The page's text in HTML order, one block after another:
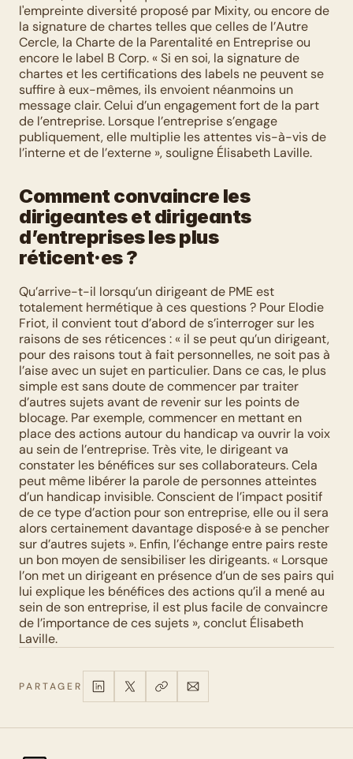
l'empreinte diversité proposé par Mixity, ou encore de
la signature de chartes telles que celles de l’Autre
Cercle, la Charte de la Parentalité en Entreprise ou
encore le label B Corp. « Si en soi, la signature de
chartes et les certifications des labels ne peuvent se
suffire à eux-mêmes, ils envoient néanmoins un
message clair. Celui d’un engagement fort de la part
de l’entreprise. Lorsque l’entreprise s’engage
publiquement, elle multiplie les attentes vis-à-vis de
l’interne et de l’externe », souligne Élisabeth Laville.
Comment convaincre les
dirigeantes et dirigeants
d’entreprises les plus
réticent·es ?
Qu’arrive-t-il lorsqu’un dirigeant de PME est
totalement hermétique à ces questions ? Pour Elodie
Friot, il convient tout d’abord de s’interroger sur les
raisons de ses réticences : « il se peut qu’un dirigeant,
pour des raisons tout à fait personnelles, ne soit pas à
l’aise avec un sujet en particulier. Dans ce cas, le plus
simple est sans doute de commencer par traiter
d’autres sujets avant de revenir sur les points de
blocage. Par exemple, commencer en mettant en
place des actions autour du handicap va ouvrir la voix
au sein de l’entreprise. Très vite, le dirigeant va
constater les bénéfices sur ses collaborateurs. Cela
peut même libérer la parole de personnes atteintes
d’un handicap invisible. Conscient de l’impact positif
de ce type d’action pour son entreprise, elle ou il sera
alors certainement davantage disposé·e à se pencher
sur d’autres sujets ». Enfin, l’échange entre pairs reste
un bon moyen de sensibiliser les dirigeants. « Lorsque
l’on met un dirigeant en présence d’un de ses pairs qui
lui explique les bénéfices des actions qu’il a mené au
sein de son entreprise, il est plus facile de convaincre
de l’importance de ces sujets », conclut Élisabeth
Laville.
PARTAGER